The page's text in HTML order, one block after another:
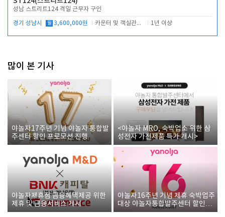
성남 스트리트124 격일 근무자 구인
경기 성남시 월 3,600,000원 카운터 및 객실관리 전반 1년 이상
많이 본 기사
야놀자17주년 기념 야놀자 통합발
주센터 할인 프로모션 진행
<야놀자 MRO, 숙박업소 위한 삼
성전자 가전제품 특가 개시>
야놀자제휴점 금융혜택제공 위한
제휴 및 금융서비스 게시
야놀자16주년 기념 제휴 숙박업주
대상 야놀자통합발주센터 할인쿠
폰 증정